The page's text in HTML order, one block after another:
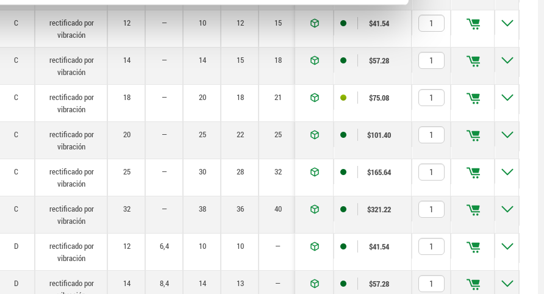
C
rectificado por
vibración
12 — 10 12 15 $41.54
C
rectificado por
vibración
14 — 14 15 18 $57.28
C
rectificado por
vibración
18 — 20 18 21 $75.08
C
rectificado por
vibración
20 — 25 22 25 $101.40
C
rectificado por
vibración
25 — 30 28 32 $165.64
C
rectificado por
vibración
32 — 38 36 40 $321.22
D
rectificado por
vibración
12 6,4 10 10 — $41.54
D
rectificado por
14 8,4 14 13 — $57.28